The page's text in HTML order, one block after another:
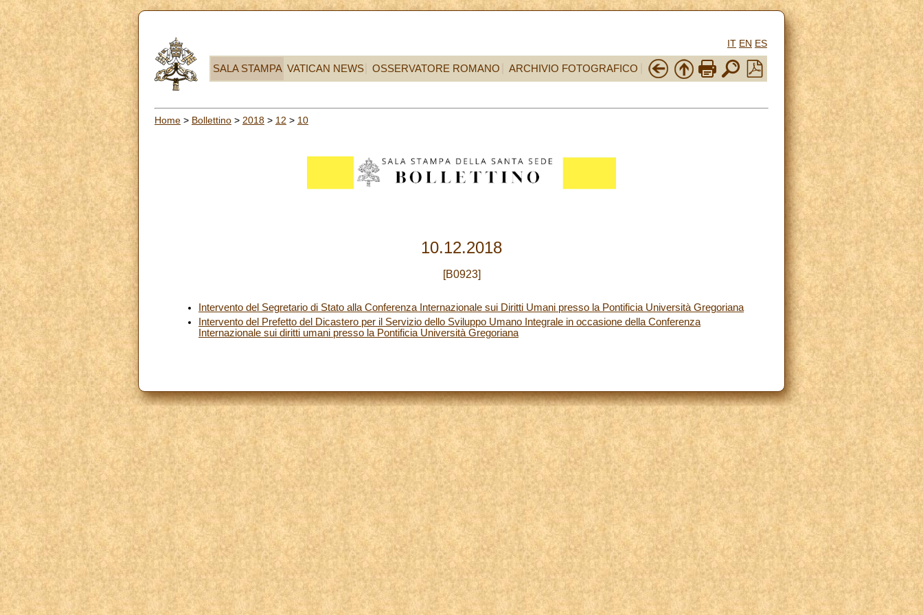
IT EN ES
SALA STAMPA VATICAN NEWS OSSERVATORE ROMANO ARCHIVIO FOTOGRAFICO
Home > Bollettino > 2018 > 12 > 10
10.12.2018
[B0923]
Intervento del Segretario di Stato alla Conferenza Internazionale sui Diritti Umani presso la Pontificia Università Gregoriana
Intervento del Prefetto del Dicastero per il Servizio dello Sviluppo Umano Integrale in occasione della Conferenza
Internazionale sui diritti umani presso la Pontificia Università Gregoriana